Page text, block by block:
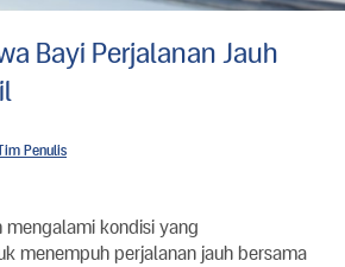
Bayi Perjalanan Jauh
Penulis
mengalami kondisi yang
menempuh perjalanan jauh bersama